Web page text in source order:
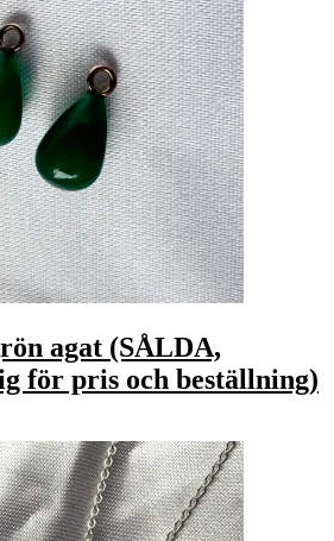
agat (SÅLDA,
för pris och beställning)